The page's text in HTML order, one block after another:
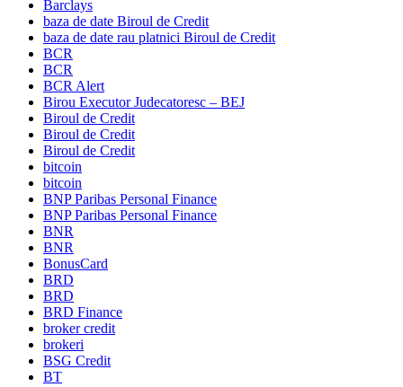
Barclays
baza de date Biroul de Credit
baza de date rau platnici Biroul de Credit
BCR
BCR
BCR Alert
Birou Executor Judecatoresc – BEJ
Biroul de Credit
Biroul de Credit
Biroul de Credit
bitcoin
bitcoin
BNP Paribas Personal Finance
BNP Paribas Personal Finance
BNR
BNR
BonusCard
BRD
BRD
BRD Finance
broker credit
brokeri
BSG Credit
BT